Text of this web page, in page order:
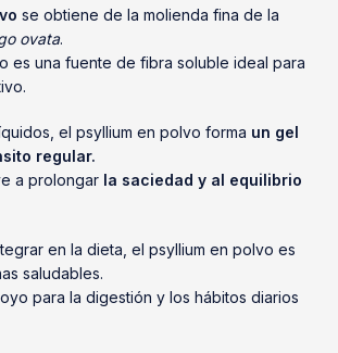
se obtiene de la molienda fina de la
ovata.
es una fuente de fibra soluble ideal para
el psyllium en polvo forma un gel
regular.
a prolongar la saciedad y al equilibrio
en la dieta, el psyllium en polvo es
saludables.
para la digestión y los hábitos diarios